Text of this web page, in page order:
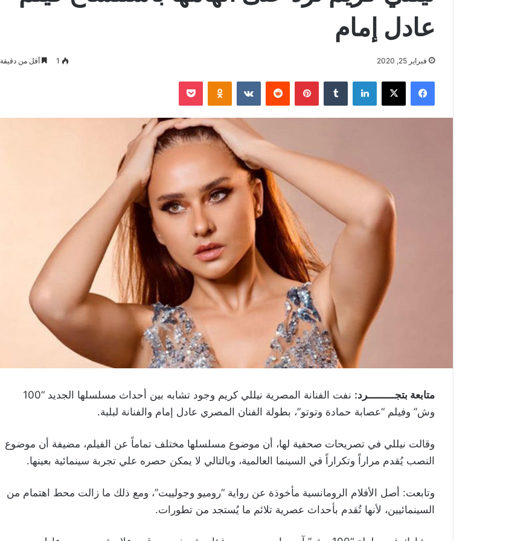
عادل إمام
فبراير 25, 2020 1 أقل من دقيقة
فيسبوك ‫X لينكدإن بينتيريست Odnoklassniki
‫Pocket
متابعة بتجـــــــــرد:
نفت الفنانة المصرية نيللي كريم وجود تشابه بين أحداث مسلسلها الجديد “100
وش” وفيلم “عصابة حمادة وتوتو”، بطولة الفنان المصري عادل إمام والفنانة لبلبة.
وقالت نيللي في تصريحات صحفية لها، أن موضوع مسلسلها مختلف تماماً عن الفيلم، مضيفة أن موضوع
النصب يُقدم مراراً وتكراراً في السينما العالمية، وبالتالي لا يمكن حصره علي تجربة سينمائية بعينها.
وتابعت: أصل الأفلام الرومانسية مأخوذة عن رواية “روميو وجولييت”، ومع ذلك ما زالت محط اهتمام من
السينمائيين، لأنها تُقدم بأحداث عصرية تلائم ما يُستجد من تطورات.